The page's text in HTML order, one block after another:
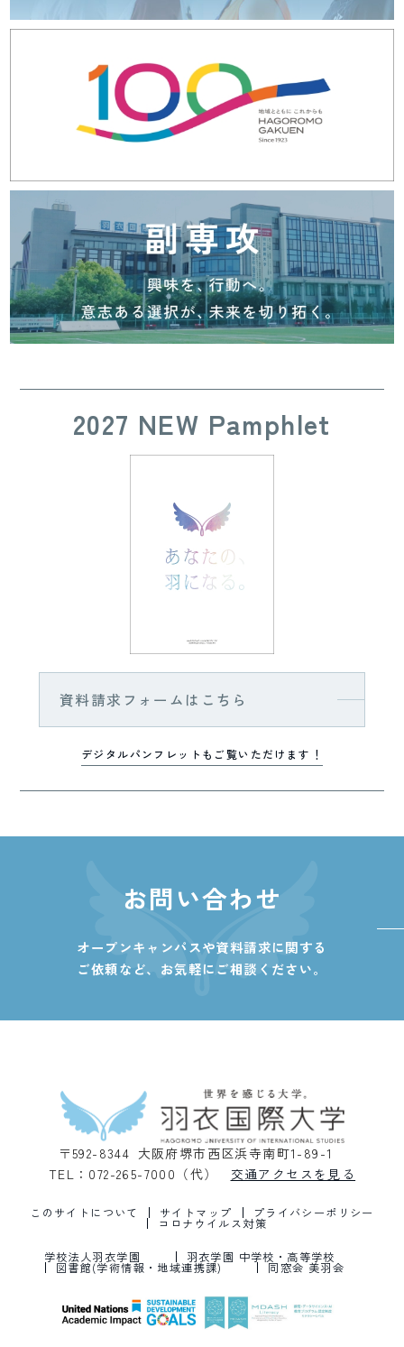
2027 NEW Pamphlet
資料請求フォームはこちら
デジタルパンフレットもご覧いただけます！
お問い合わせ
オープンキャンパスや資料請求に関する
ご依頼など、 お気軽にご相談ください。
〒592-8344 大阪府堺市西区浜寺南町1-89-1
TEL：072-265-7000（代）
交通アクセスを見る
このサイトについて サイトマップ プライバシーポリシー
コロナウイルス対策
学校法人羽衣学園 羽衣学園 中学校・高等学校
図書館(学術情報・地域連携課) 同窓会 美羽会